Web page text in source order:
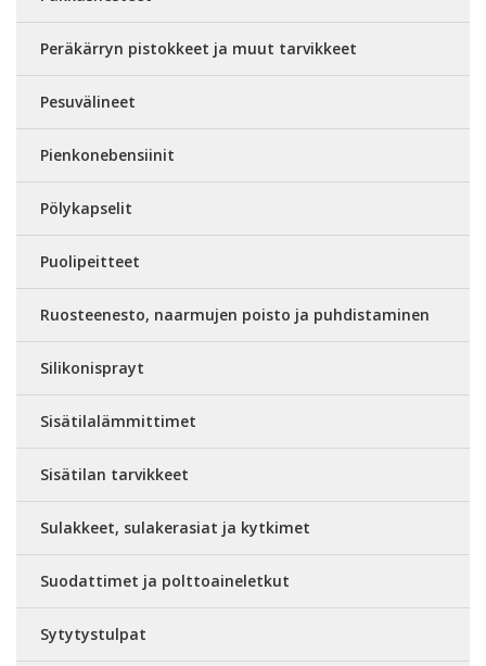
Peräkärryn pistokkeet ja muut tarvikkeet
Pesuvälineet
Pienkonebensiinit
Pölykapselit
Puolipeitteet
Ruosteenesto, naarmujen poisto ja puhdistaminen
Silikonisprayt
Sisätilalämmittimet
Sisätilan tarvikkeet
Sulakkeet, sulakerasiat ja kytkimet
Suodattimet ja polttoaineletkut
Sytytystulpat